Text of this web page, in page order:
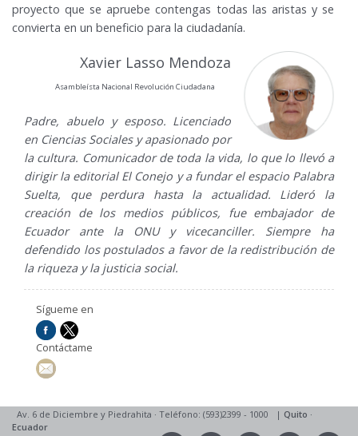
proyecto que se apruebe contengas todas las aristas y se
convierta en un beneficio para la ciudadanía.
Xavier Lasso Mendoza
Asambleísta Nacional Revolución Ciudadana
Padre, abuelo y esposo. Licenciado
en Ciencias Sociales y apasionado por
la cultura. Comunicador de toda la vida, lo que lo llevó a
dirigir la editorial El Conejo y a fundar el espacio Palabra
Suelta, que perdura hasta la actualidad. Lideró la
creación de los medios públicos, fue embajador de
Ecuador ante la ONU y vicecanciller. Siempre ha
defendido los postulados a favor de la redistribución de
la riqueza y la justicia social.
Sígueme en
Contáctame
Av. 6 de Diciembre y Piedrahita · Teléfono: (593)2399 - 1000 | Quito ·
Ecuador